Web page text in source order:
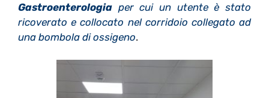
Gastroenterologia per cui un utente è stato
ricoverato e collocato nel corridoio collegato ad
una bombola di ossigeno.